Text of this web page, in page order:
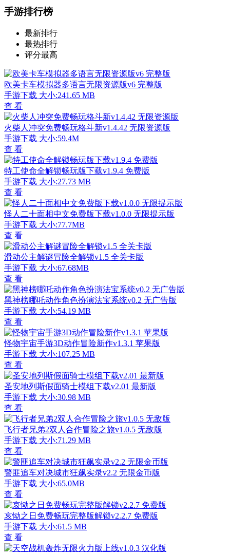
手游排行榜
最新排行
最热排行
评分最高
欧美卡车模拟器多语言无限资源版v6 完整版
手游下载 大小:241.65 MB
查 看
火柴人冲突免费畅玩格斗新v1.4.42 无限资源版
手游下载 大小:59.4M
查 看
特工使命全解锁畅玩版下载v1.9.4 免费版
手游下载 大小:27.73 MB
查 看
怪人二十面相中文免费版下载v1.0.0 无限提示版
手游下载 大小:77.7MB
查 看
滑动公主解谜冒险全解锁v1.5 全关卡版
手游下载 大小:67.68MB
查 看
黑神榜哪吒动作角色扮演法宝系统v0.2 无广告版
手游下载 大小:54.19 MB
查 看
怪物宇宙手游3D动作冒险新作v1.3.1 苹果版
手游下载 大小:107.25 MB
查 看
圣安地列斯假面骑士模组下载v2.01 最新版
手游下载 大小:30.98 MB
查 看
飞行者兄弟2双人合作冒险之旅v1.0.5 无敌版
手游下载 大小:71.29 MB
查 看
警匪追车对决城市狂飙实录v2.2 无限金币版
手游下载 大小:65.0MB
查 看
哀恸之日免费畅玩完整版解锁v2.2.7 免费版
手游下载 大小:61.5 MB
查 看